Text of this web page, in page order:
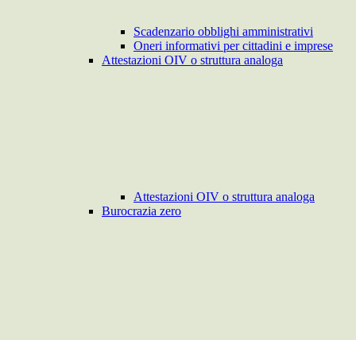
Scadenzario obblighi amministrativi
Oneri informativi per cittadini e imprese
Attestazioni OIV o struttura analoga
Attestazioni OIV o struttura analoga
Burocrazia zero